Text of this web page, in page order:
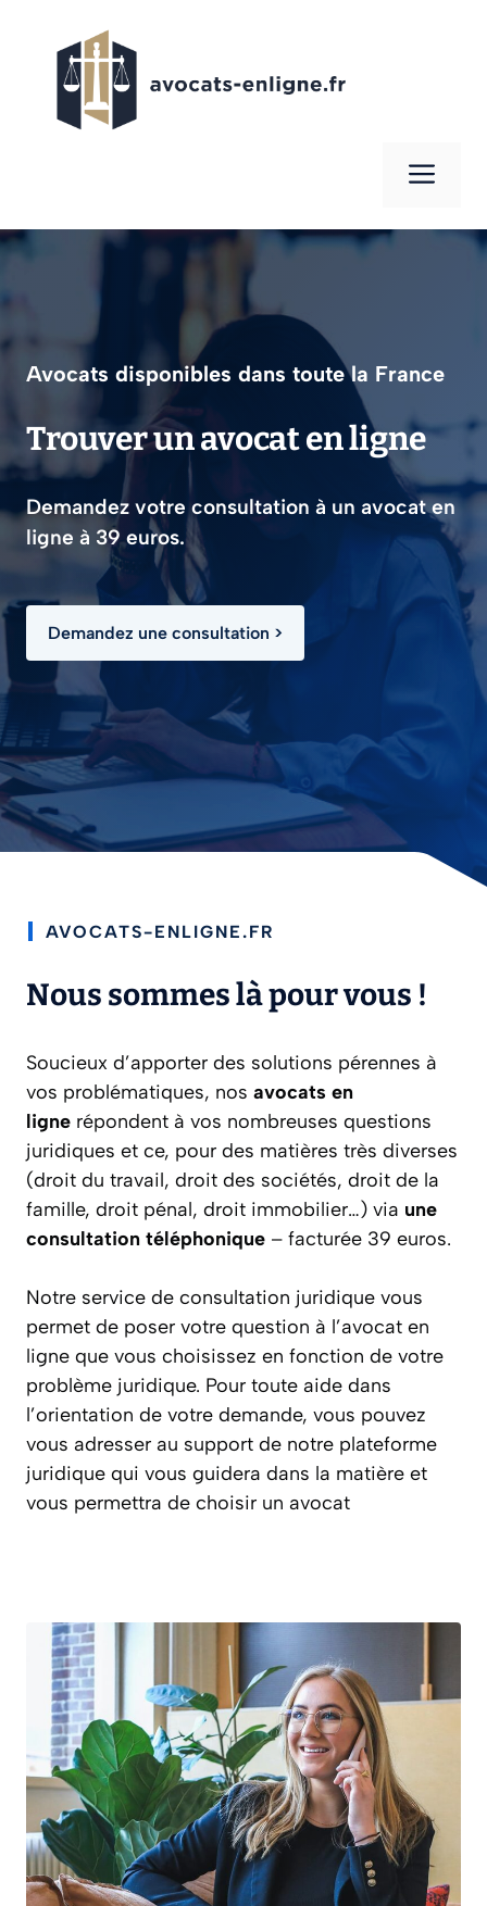
contenu
Avocats disponibles dans toute la France
Trouver un avocat en ligne
Demandez votre consultation à un avocat en
ligne à 39 euros.
Demandez une consultation >
AVOCATS-ENLIGNE.FR
Nous sommes là pour vous !
Soucieux d’apporter des solutions pérennes à
vos problématiques, nos avocats en
ligne répondent à vos nombreuses questions
juridiques et ce, pour des matières très diverses
(droit du travail, droit des sociétés, droit de la
famille, droit pénal, droit immobilier…) via une
consultation téléphonique – facturée 39 euros.
Notre service de consultation juridique vous
permet de poser votre question à l’avocat en
ligne que vous choisissez en fonction de votre
problème juridique. Pour toute aide dans
l’orientation de votre demande, vous pouvez
vous adresser au support de notre plateforme
juridique qui vous guidera dans la matière et
vous permettra de choisir un avocat